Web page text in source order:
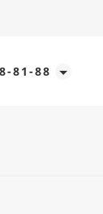
81-88